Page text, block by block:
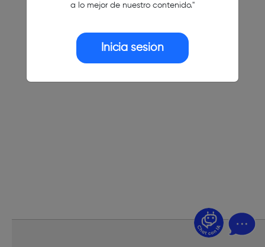
a lo mejor de nuestro contenido."
Inicia sesión